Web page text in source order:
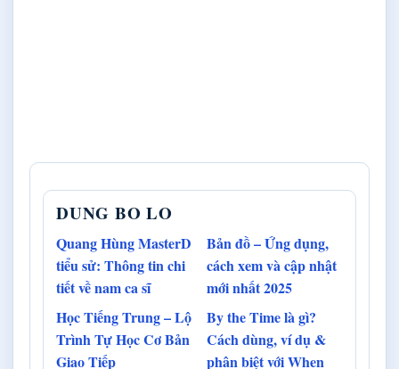
DUNG BO LO
Quang Hùng MasterD
tiểu sử: Thông tin chi
tiết về nam ca sĩ
Bản đồ – Ứng dụng,
cách xem và cập nhật
mới nhất 2025
Học Tiếng Trung – Lộ
Trình Tự Học Cơ Bản
Giao Tiếp
By the Time là gì?
Cách dùng, ví dụ &
phân biệt với When